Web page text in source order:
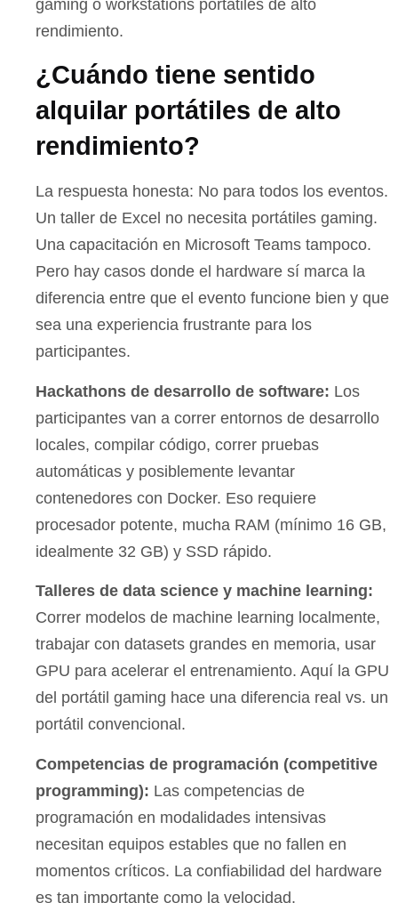
gaming o workstations portátiles de alto
rendimiento.
¿Cuándo tiene sentido
alquilar portátiles de alto
rendimiento?
La respuesta honesta: No para todos los eventos.
Un taller de Excel no necesita portátiles gaming.
Una capacitación en Microsoft Teams tampoco.
Pero hay casos donde el hardware sí marca la
diferencia entre que el evento funcione bien y que
sea una experiencia frustrante para los
participantes.
Hackathons de desarrollo de software: Los
participantes van a correr entornos de desarrollo
locales, compilar código, correr pruebas
automáticas y posiblemente levantar
contenedores con Docker. Eso requiere
procesador potente, mucha RAM (mínimo 16 GB,
idealmente 32 GB) y SSD rápido.
Talleres de data science y machine learning:
Correr modelos de machine learning localmente,
trabajar con datasets grandes en memoria, usar
GPU para acelerar el entrenamiento. Aquí la GPU
del portátil gaming hace una diferencia real vs. un
portátil convencional.
Competencias de programación (competitive
programming): Las competencias de
programación en modalidades intensivas
necesitan equipos estables que no fallen en
momentos críticos. La confiabilidad del hardware
es tan importante como la velocidad.